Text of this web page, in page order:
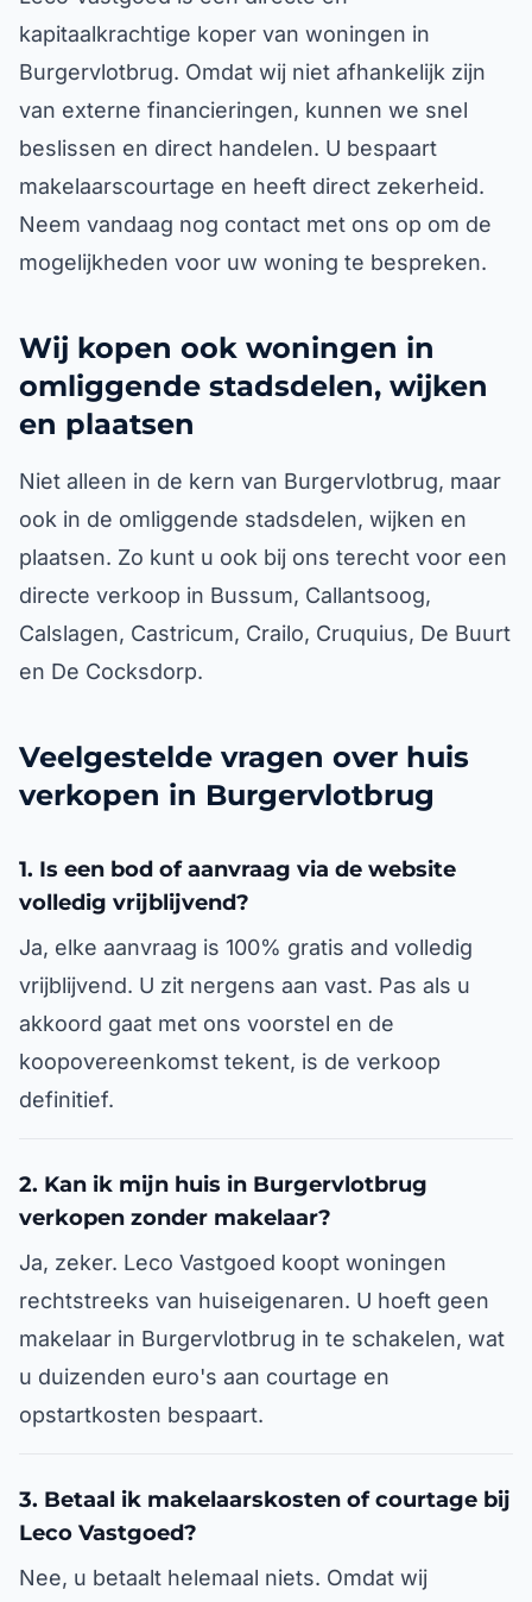
kapitaalkrachtige koper van woningen in
Burgervlotbrug. Omdat wij niet afhankelijk zijn
van externe financieringen, kunnen we snel
beslissen en direct handelen. U bespaart
makelaarscourtage en heeft direct zekerheid.
Neem vandaag nog contact met ons op om de
mogelijkheden voor uw woning te bespreken.
Wij kopen ook woningen in
omliggende stadsdelen, wijken
en plaatsen
Niet alleen in de kern van Burgervlotbrug, maar
ook in de omliggende stadsdelen, wijken en
plaatsen. Zo kunt u ook bij ons terecht voor een
directe verkoop in Bussum, Callantsoog,
Calslagen, Castricum, Crailo, Cruquius, De Buurt
en De Cocksdorp.
Veelgestelde vragen over huis
verkopen in Burgervlotbrug
1. Is een bod of aanvraag via de website
volledig vrijblijvend?
Ja, elke aanvraag is 100% gratis and volledig
vrijblijvend. U zit nergens aan vast. Pas als u
akkoord gaat met ons voorstel en de
koopovereenkomst tekent, is de verkoop
definitief.
2. Kan ik mijn huis in Burgervlotbrug
verkopen zonder makelaar?
Ja, zeker. Leco Vastgoed koopt woningen
rechtstreeks van huiseigenaren. U hoeft geen
makelaar in Burgervlotbrug in te schakelen, wat
u duizenden euro's aan courtage en
opstartkosten bespaart.
3. Betaal ik makelaarskosten of courtage bij
Leco Vastgoed?
Nee, u betaalt helemaal niets. Omdat wij